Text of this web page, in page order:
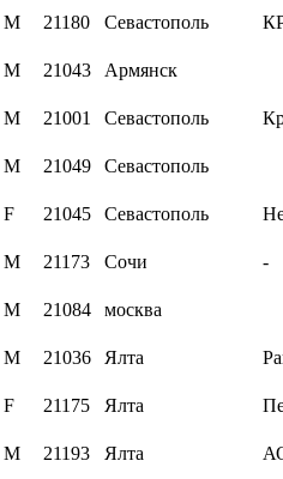
M 21180 Севастополь
M 21043 Армянск
M 21001 Севастополь
M 21049 Севастополь
F 21045 Севастополь
M 21173 Сочи -
M 21084 москва
M 21036 Ялта
F 21175 Ялта
M 21193 Ялта